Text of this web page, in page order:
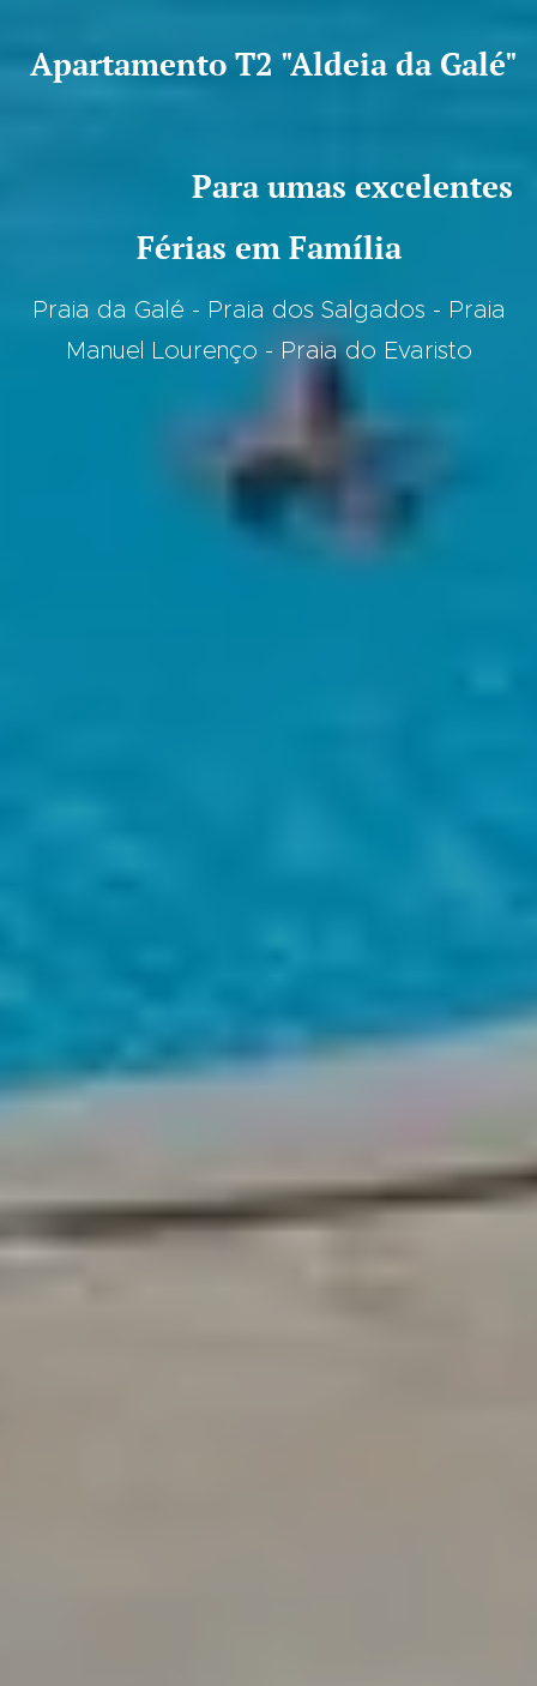
Apartamento T2 "Aldeia da Galé"
Para umas excelentes
Férias em Família
Praia da Galé - Praia dos Salgados - Praia
Manuel Lourenço - Praia do Evaristo